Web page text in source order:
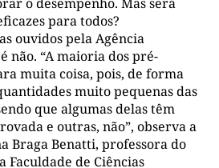
para todos?
ouvidos pela Agência
não. “A maioria dos pré-
muita coisa, pois, de forma
muito pequenas das
que algumas delas têm
e outras, não”, observa a
Braga Benatti, professora do
Faculdade de Ciências